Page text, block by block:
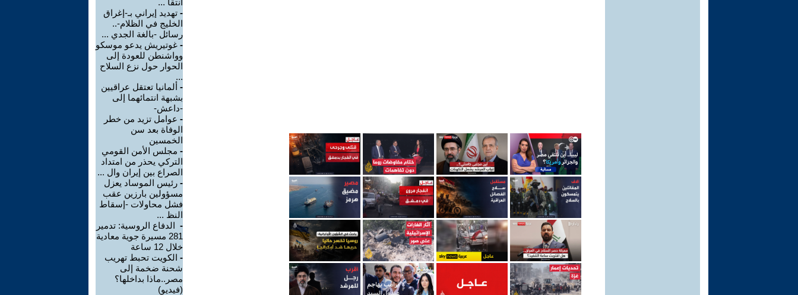
انتقا ...
- تهديد إيراني بـ-إغراق
الخليج في الظلام-..
رسائل -بالغة الجدي ...
- غوتيريش يدعو موسكو
وواشنطن للعودة إلى
الحوار حول نزع السلاح
...
- ألمانيا تعتقل عراقيين
بشبهة انتمائهما إلى
-داعش-
- عوامل تزيد من خطر
الوفاة بعد سن
الخمسين
- مجلس الأمن القومي
التركي يحذر من امتداد
الصراع بين إيران وال ...
- رئيس الموساد يعزل
مسؤولين بارزين عقب
فشل محاولات -إسقاط
النظ ...
- الدفاع الروسية: تدمير
281 مسيرة جوية معادية
خلال 12 ساعة
- الكويت تحبط تهريب
شحنة ضخمة إلى
مصر..ماذا بداخلها؟
(فيديو)